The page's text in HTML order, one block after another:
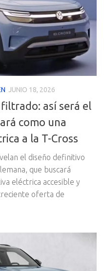
JUNIO 18, 2026
filtrado: así será el
como una
a la T-Cross
el diseño definitivo
que buscará
eléctrica accesible y
oferta de